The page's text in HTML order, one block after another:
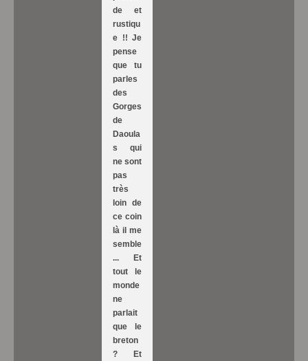
de et
rustiqu
e !! Je
pense
que tu
parles
des
Gorges
de
Daoula
s qui
ne sont
pas
très
loin de
ce coin
là il me
semble
... Et
tout le
monde
ne
parlait
que le
breton
? Et